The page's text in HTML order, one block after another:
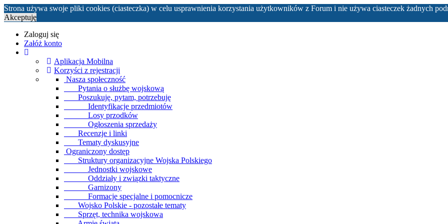
Strona używa swoje pliki cookies (ciasteczka) w celu usprawnienia korzystania użytkowników z Forum i nie używa ciasteczek żadnych
Akceptuję
Zaloguj się
Załóż konto
Aplikacja Mobilna
Korzyści z rejestracji
Nasza społeczność
Pytania o służbę wojskową
Poszukuję, pytam, potrzebuję
Identyfikacje przedmiotów
Losy przodków
Ogłoszenia sprzedaży
Recenzje i linki
Tematy dyskusyjne
Ograniczony dostęp
Struktury organizacyjne Wojska Polskiego
Jednostki wojskowe
Oddziały i związki taktyczne
Garnizony
Formacje specjalne i pomocnicze
Wojsko Polskie - pozostałe tematy
Sprzęt, technika wojskowa